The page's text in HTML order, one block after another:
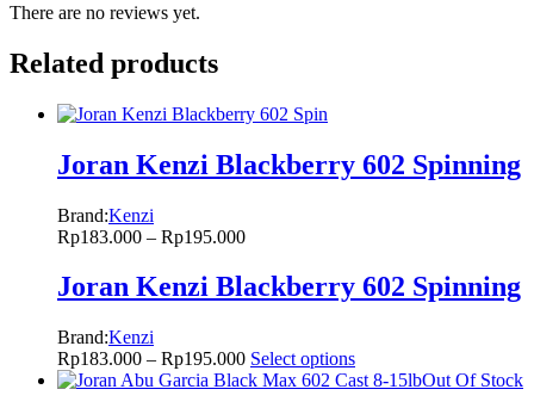
There are no reviews yet.
Related products
Joran Kenzi Blackberry 602 Spinning
Brand:Kenzi
Rp183.000 – Rp195.000
Joran Kenzi Blackberry 602 Spinning
Brand:Kenzi
Rp183.000 – Rp195.000 Select options
Out Of Stock